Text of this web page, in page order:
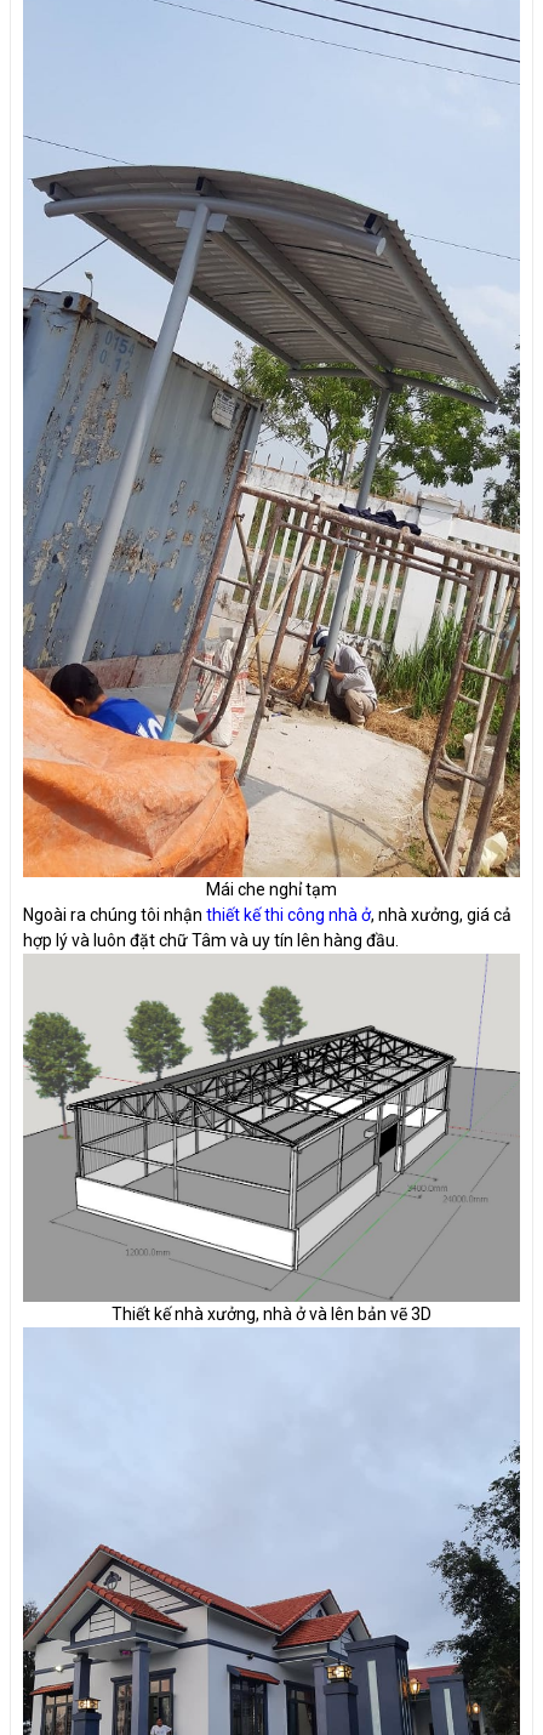
Mái che nghỉ tạm
Ngoài ra chúng tôi nhận thiết kế thi công nhà ở, nhà xưởng, giá cả
hợp lý và luôn đặt chữ Tâm và uy tín lên hàng đầu.
Thiết kế nhà xưởng, nhà ở và lên bản vẽ 3D